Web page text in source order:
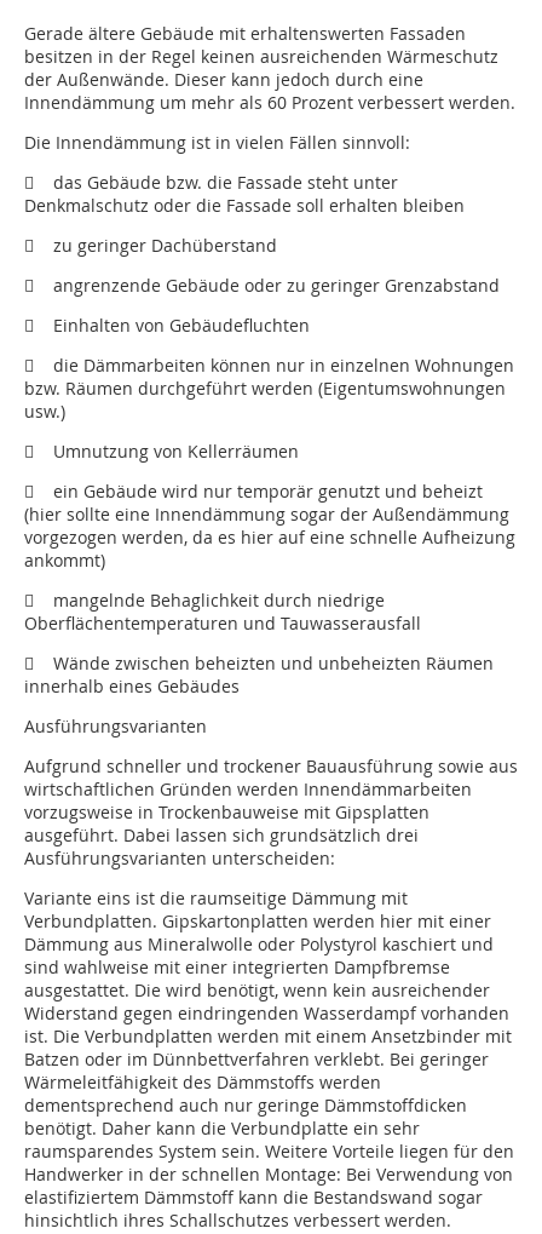
Gerade ältere Gebäude mit erhaltenswerten Fassaden
besitzen in der Regel keinen ausreichenden Wärmeschutz
der Außenwände. Dieser kann jedoch durch eine
Innendämmung um mehr als 60 Prozent verbessert werden.
Die Innendämmung ist in vielen Fällen sinnvoll:
 das Gebäude bzw. die Fassade steht unter
Denkmalschutz oder die Fassade soll erhalten bleiben
 zu geringer Dachüberstand
 angrenzende Gebäude oder zu geringer Grenzabstand
 Einhalten von Gebäudefluchten
 die Dämmarbeiten können nur in einzelnen Wohnungen
bzw. Räumen durchgeführt werden (Eigentumswohnungen
usw.)
 Umnutzung von Kellerräumen
 ein Gebäude wird nur temporär genutzt und beheizt
(hier sollte eine Innendämmung sogar der Außendämmung
vorgezogen werden, da es hier auf eine schnelle Aufheizung
ankommt)
 mangelnde Behaglichkeit durch niedrige
Oberflächentemperaturen und Tauwasserausfall
 Wände zwischen beheizten und unbeheizten Räumen
innerhalb eines Gebäudes
Ausführungsvarianten
Aufgrund schneller und trockener Bauausführung sowie aus
wirtschaftlichen Gründen werden Innendämmarbeiten
vorzugsweise in Trockenbauweise mit Gipsplatten
ausgeführt. Dabei lassen sich grundsätzlich drei
Ausführungsvarianten unterscheiden:
Variante eins ist die raumseitige Dämmung mit
Verbundplatten. Gipskartonplatten werden hier mit einer
Dämmung aus Mineralwolle oder Polystyrol kaschiert und
sind wahlweise mit einer integrierten Dampfbremse
ausgestattet. Die wird benötigt, wenn kein ausreichender
Widerstand gegen eindringenden Wasserdampf vorhanden
ist. Die Verbundplatten werden mit einem Ansetzbinder mit
Batzen oder im Dünnbettverfahren verklebt. Bei geringer
Wärmeleitfähigkeit des Dämmstoffs werden
dementsprechend auch nur geringe Dämmstoffdicken
benötigt. Daher kann die Verbundplatte ein sehr
raumsparendes System sein. Weitere Vorteile liegen für den
Handwerker in der schnellen Montage: Bei Verwendung von
elastifiziertem Dämmstoff kann die Bestandswand sogar
hinsichtlich ihres Schallschutzes verbessert werden.